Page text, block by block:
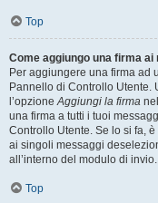
Top
Come aggiungo una firma
Per aggiungere una firma ad
Pannello di Controllo Utente.
l’opzioneAggiungi la firma
una firma a tutti i tuoi
Controllo Utente. Se lo si fa,
ai singoli messaggi
all’interno del modulo di invio.
Top